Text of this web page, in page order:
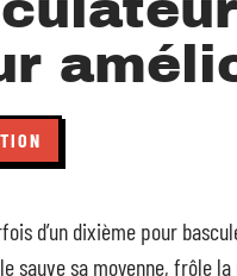
d’un dixième pour
sauve sa moyenne, frôle